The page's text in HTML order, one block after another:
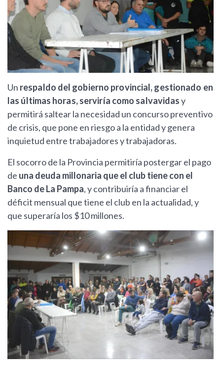
Un respaldo del gobierno provincial, gestionado en
las últimas horas, serviría como salvavidasy
permitirá saltear la necesidad un concurso preventivo
de crisis, que pone en riesgo a la entidad y genera
inquietud entre trabajadores y trabajadoras.
El socorro de la Provincia permitiría postergar el pago
de una deuda millonaria que el club tiene con el
Banco de La Pampa, y contribuiría a financiar el
déficit mensual que tiene el club en la actualidad, y
que superaría los $10 millones.